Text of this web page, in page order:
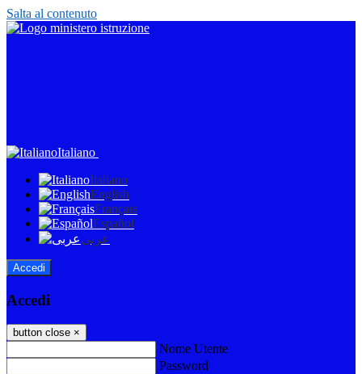
Salta al contenuto
Italiano
Italiano
English
Français
Español
عربى
Accedi
Accedi
button close ×
Nome Utente
Password